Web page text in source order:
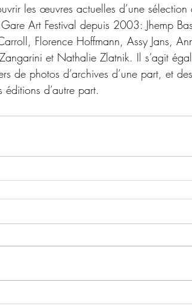
les œuvres actuelles d’une sélection
Art Festival depuis 2003: Jhemp
Florence Hoffmann, Assy Jans,
et Nathalie Zlatnik. Il s’agit
de photos d’archives d’une part, et
éditions d’autre part.